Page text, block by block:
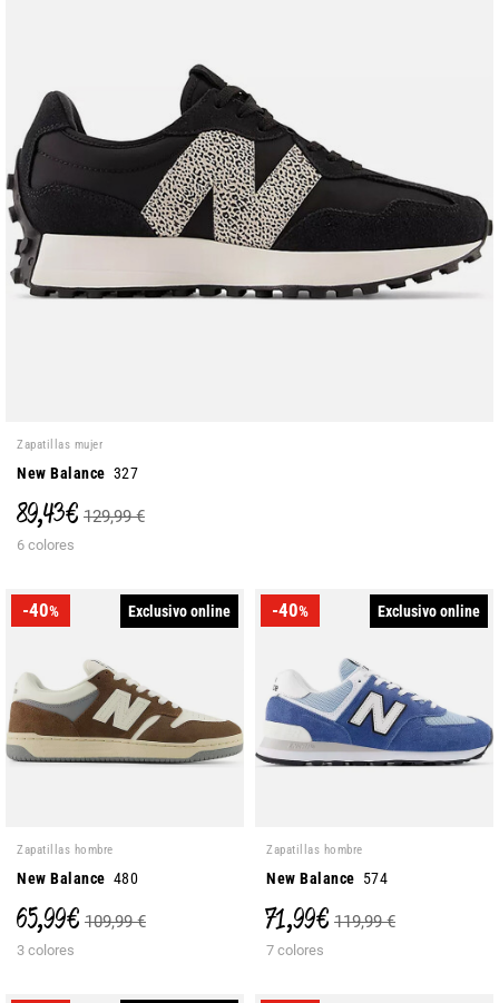
Zapatillas mujer
New Balance 327
89,43 € 129,99 €
6 colores
-40% Exclusivo online
Zapatillas hombre
New Balance 480
65,99 € 109,99 €
3 colores
-40% Exclusivo online
Zapatillas hombre
New Balance 574
71,99 € 119,99 €
7 colores